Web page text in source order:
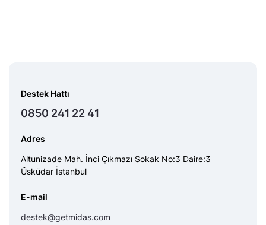
Destek Hattı
0850 241 22 41
Adres
Altunizade Mah. İnci Çıkmazı Sokak No:3 Daire:3
Üsküdar İstanbul
E-mail
destek@getmidas.com